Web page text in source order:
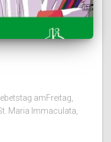
amFreitag,
Maria Immaculata,